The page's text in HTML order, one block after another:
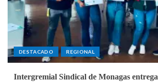
DESTACADO REGIONAL
Intergremial Sindical de Monagas entrega